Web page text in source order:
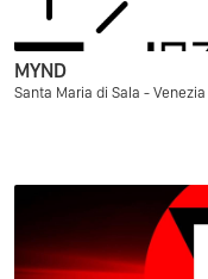
MYND
Santa Maria di Sala - Venezia